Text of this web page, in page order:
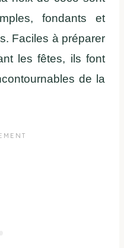
fondants et
Faciles à préparer
les fêtes, ils font
de la